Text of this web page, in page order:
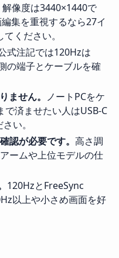
解像度は3440×1440で
集を重視するなら27イ
ください。
式注記では120Hzは
の端子とケーブルを確
ません。 ノートPCをケ
済ませたい人はUSB-C
い。
認が必要です。高さ調
ームや上位モデルの仕
120HzとFreeSync
以上や小さめ画面を好